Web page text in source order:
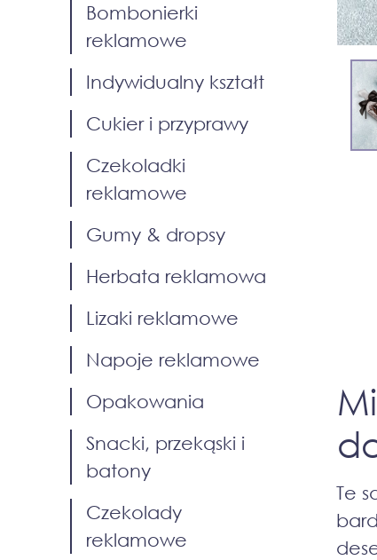
Bombonierki
reklamowe
Indywidualny kształt
Cukier i przyprawy
Czekoladki
reklamowe
Gumy & dropsy
Herbata reklamowa
Lizaki reklamowe
Napoje reklamowe
Opakowania
Snacki, przekąski i
batony
Czekolady
reklamowe
Te